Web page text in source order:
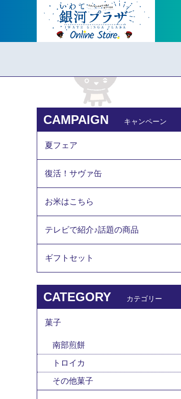
CAMPAIGN キャンペーン
夏フェア
復活！サヴァ缶
お米はこちら
テレビで紹介♪話題の商品
ギフトセット
CATEGORY カテゴリー
菓子
南部煎餅
トロイカ
その他菓子